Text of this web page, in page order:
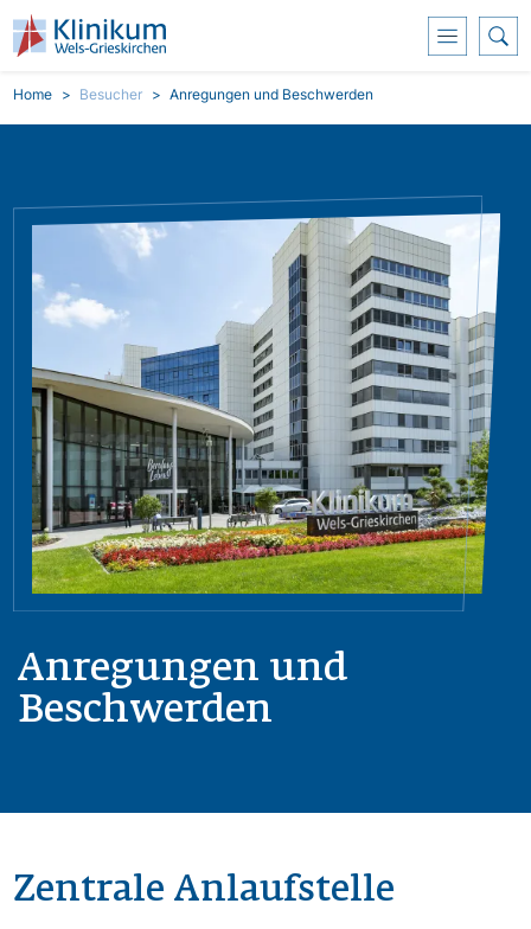
Skip to main content
Breadcrumb
Home Besucher Anregungen und Beschwerden
Anregungen und
Beschwerden
Bild
Zentrale Anlaufstelle